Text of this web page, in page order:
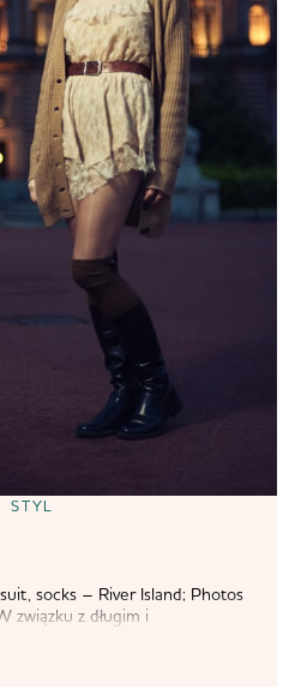
STYL
socks – River Island; Photos
związku z długim i
dziejowym pozostały mi trzy
Chociaż dzień i godzinę
zwanego potocznie